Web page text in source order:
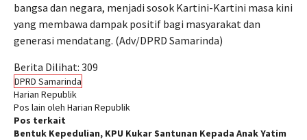
bangsa dan negara, menjadi sosok Kartini-Kartini masa kini
yang membawa dampak positif bagi masyarakat dan
generasi mendatang. (Adv/DPRD Samarinda)
Berita Dilihat: 309
DPRD Samarinda
Harian Republik
Pos lain oleh Harian Republik
Pos terkait
Bentuk Kepedulian, KPU Kukar Santunan Kepada Anak Yatim